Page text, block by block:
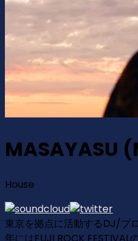
MASAYASU
House
東京を拠点に活動するDJ/プ
年にはFUJI ROCK